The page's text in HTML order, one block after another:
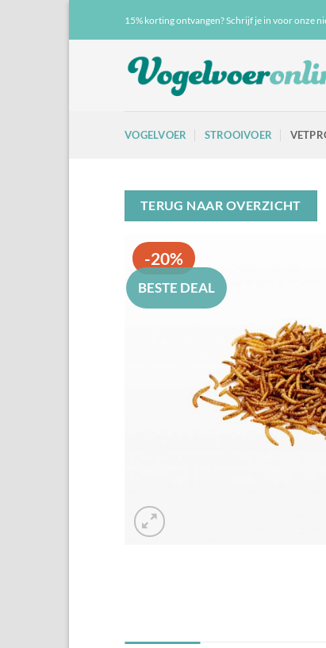
15% korting ontvangen? Schrijf je in voor onze
VOGELVOER STROOIVOER
TERUG NAAR OVERZICHT
-20%
BESTE DEAL